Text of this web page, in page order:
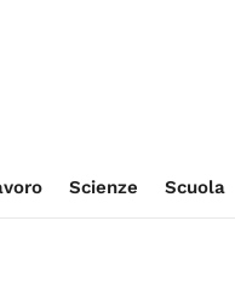
Scienze Scuola